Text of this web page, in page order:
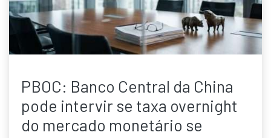
PBOC: Banco Central da China
pode intervir se taxa overnight
do mercado monetário se